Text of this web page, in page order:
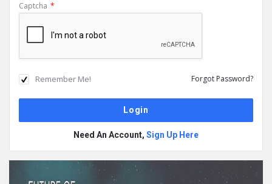
Captcha *
Remember Me! Forgot Password?
Need An Account, Sign Up Here